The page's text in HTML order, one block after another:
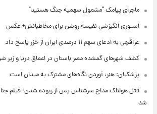
ماجرای پیامک "مشمول سهمیه جنگ هستید"
استوری انگیزشی نفیسه روشن برای مخاطبانش+ عکس
عراقچی به ادعای سهم ۱۱ درصدی ایران از خزر پاسخ داد
کشف شهرهای گمشده مصر باستان در اعماق دریا و زیر
پزشکیان: هنر، آوردن نگاه‌های مشترک به میدان است
قتل هولناک مداح سرشناس پس از ربوده شدن؛ فیلم
شد